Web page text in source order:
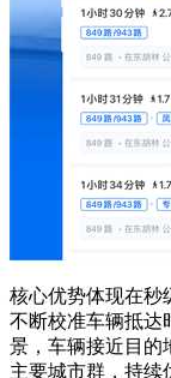
核心优势体现在秒
不断校准车辆抵达
景，车辆接近目的
主要城市群，持续